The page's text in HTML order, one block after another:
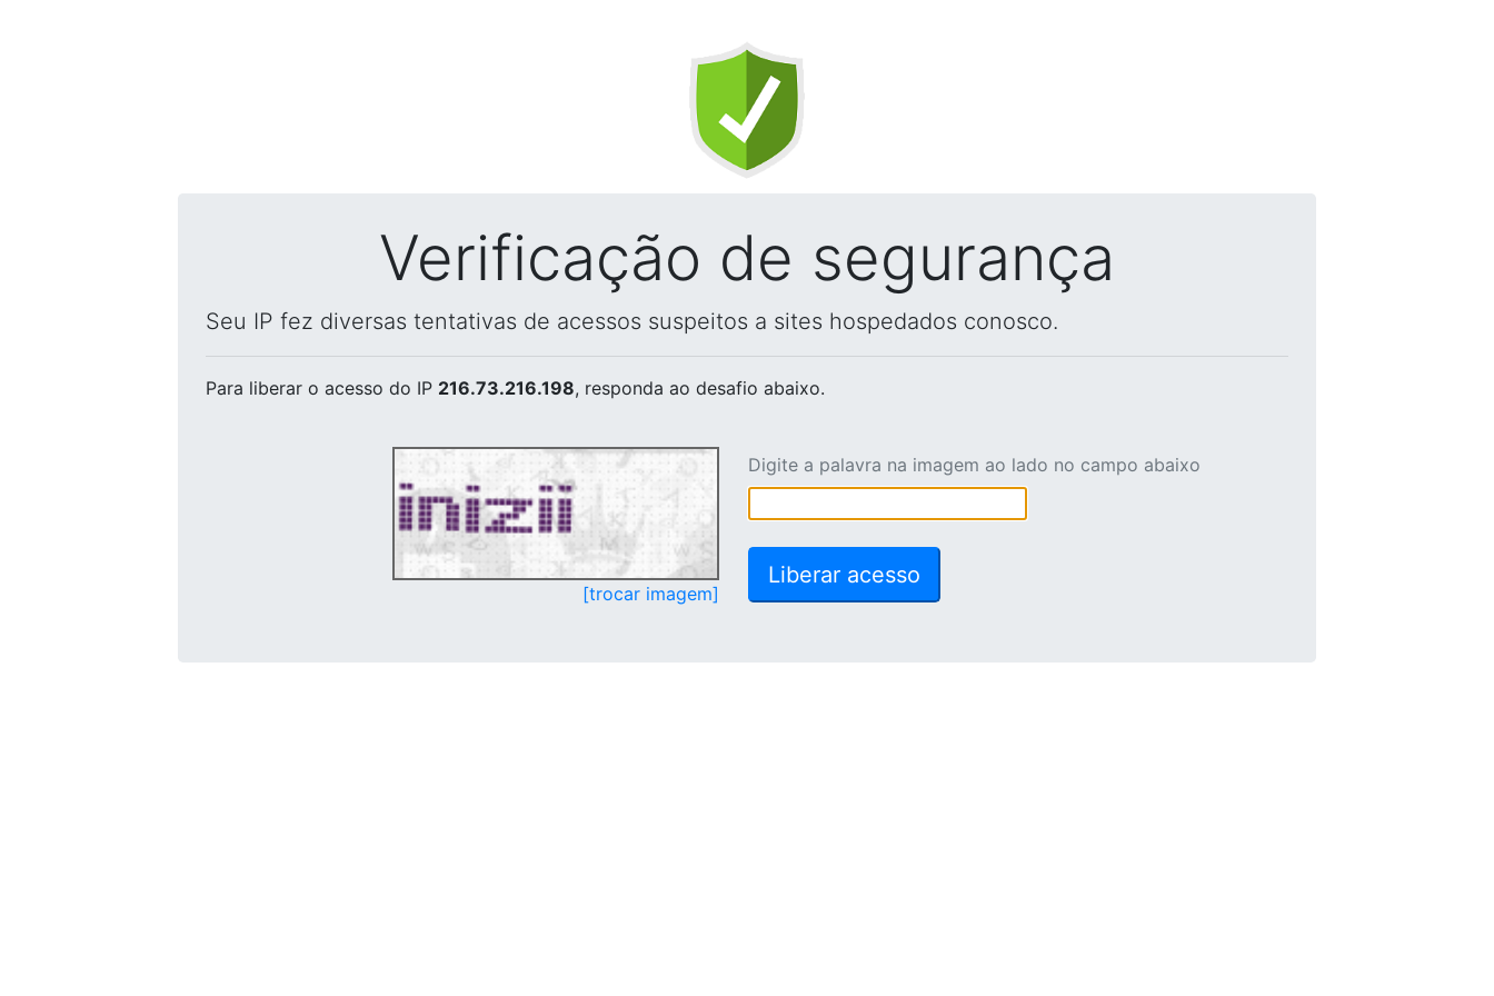
Verificação de segurança
Seu IP fez diversas tentativas de acessos suspeitos a sites hospedados conosco.
Para liberar o acesso do IP 216.73.216.198, responda ao desafio abaixo.
[trocar imagem]
Digite a palavra na imagem ao lado no campo abaixo